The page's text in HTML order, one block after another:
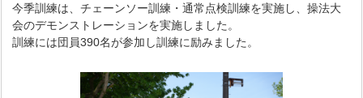
今季訓練は、チェーンソー訓練・通常点検訓練を実施し、操法大
会のデモンストレーションを実施しました。
訓練には団員390名が参加し訓練に励みました。